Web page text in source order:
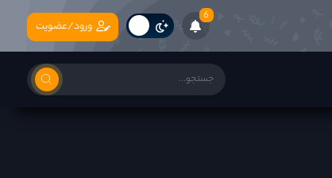
6
ورود/عضویت